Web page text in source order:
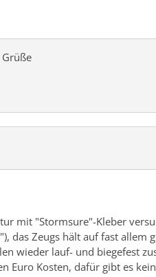
mit "Stormsure"-Kleber
das Zeugs hält auf fast allem
wieder lauf- und biegefest
Euro Kosten, dafür gibt es